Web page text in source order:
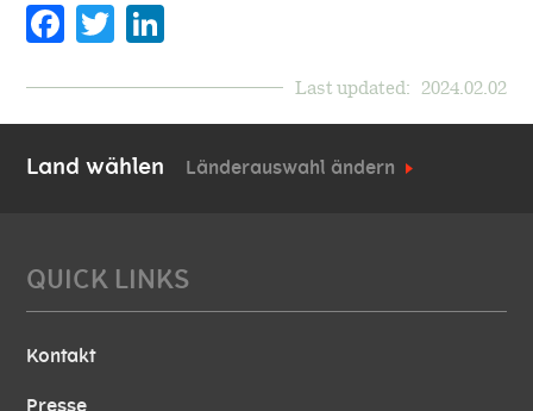
Facebook
Twitter
Last updated: 2024.02.02
Land wählen Länderauswahl ändern
QUICK LINKS
Kontakt
Presse